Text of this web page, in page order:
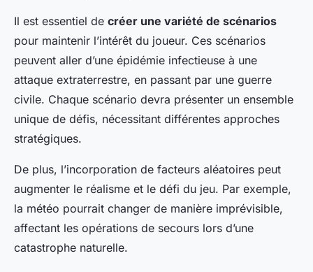
Il est essentiel de créer une variété de scénarios
pour maintenir l’intérêt du joueur. Ces scénarios
peuvent aller d’une épidémie infectieuse à une
attaque extraterrestre, en passant par une guerre
civile. Chaque scénario devra présenter un ensemble
unique de défis, nécessitant différentes approches
stratégiques.
De plus, l’incorporation de facteurs aléatoires peut
augmenter le réalisme et le défi du jeu. Par exemple,
la météo pourrait changer de manière imprévisible,
affectant les opérations de secours lors d’une
catastrophe naturelle.